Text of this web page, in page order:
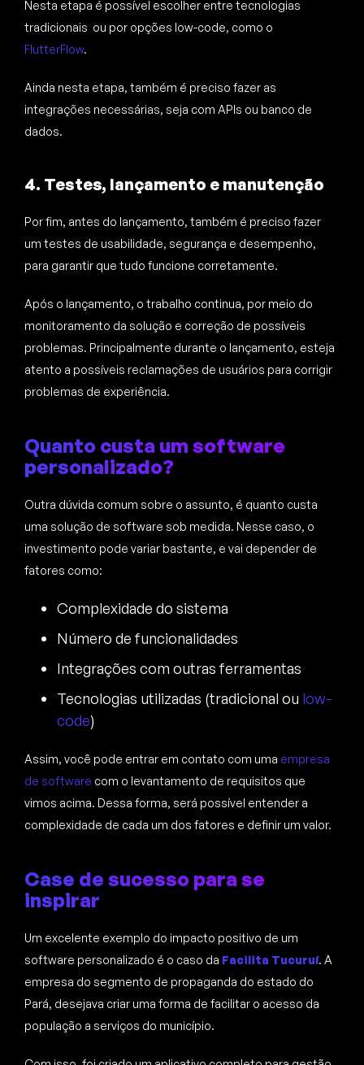
Nesta etapa é possível escolher entre tecnologias
tradicionais ou por opções low-code, como o
FlutterFlow.
Ainda nesta etapa, também é preciso fazer as
integrações necessárias, seja com APIs ou banco de
dados.
4. Testes, lançamento e manutenção
Por fim, antes do lançamento, também é preciso fazer
um testes de usabilidade, segurança e desempenho,
para garantir que tudo funcione corretamente.
Após o lançamento, o trabalho continua, por meio do
monitoramento da solução e correção de possíveis
problemas. Principalmente durante o lançamento, esteja
atento a possíveis reclamações de usuários para corrigir
problemas de experiência.
Quanto custa um software
personalizado?
Outra dúvida comum sobre o assunto, é quanto custa
uma solução de software sob medida. Nesse caso, o
investimento pode variar bastante, e vai depender de
fatores como:
Complexidade do sistema
Número de funcionalidades
Integrações com outras ferramentas
Tecnologias utilizadas (tradicional ou low-
code)
Assim, você pode entrar em contato com uma empresa
de software com o levantamento de requisitos que
vimos acima. Dessa forma, será possível entender a
complexidade de cada um dos fatores e definir um valor.
Case de sucesso para se
inspirar
Um excelente exemplo do impacto positivo de um
software personalizado é o caso da Facilita Tucuruí. A
empresa do segmento de propaganda do estado do
Pará, desejava criar uma forma de facilitar o acesso da
população a serviços do município.